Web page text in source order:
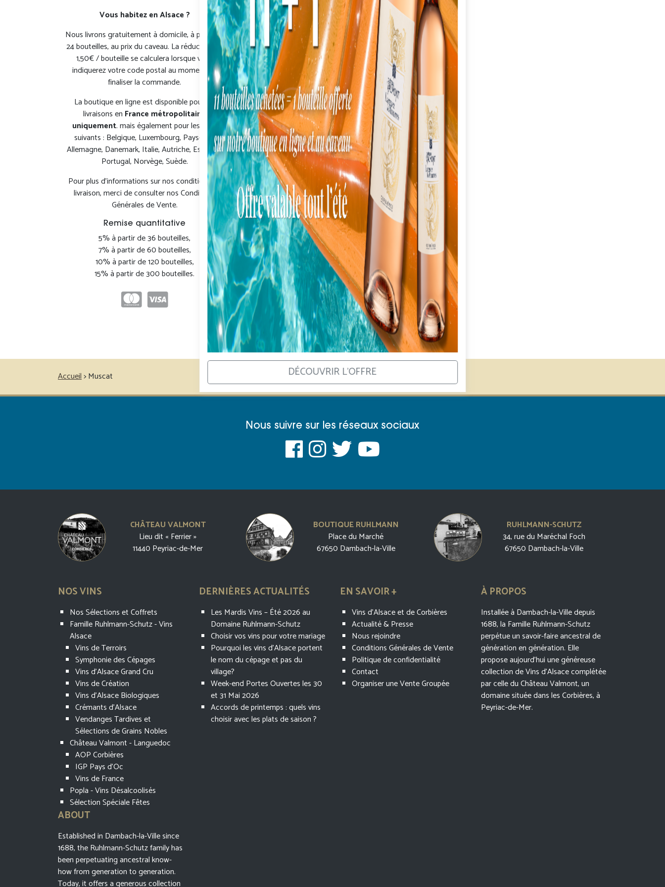
Vous habitez en Alsace ?
Nous livrons gratuitement à domicile, à partir de
24 bouteilles, au prix du caveau. La réduction de
1,50€ / bouteille se calculera lorsque vous
indiquerez votre code postal au moment de
finaliser la commande.
La boutique en ligne est disponible pour les
livraisons en France métropolitaine
uniquement. mais également pour les pays
suivants : Belgique, Luxembourg, Pays-Bas,
Allemagne, Danemark, Italie, Autriche, Espagne,
Portugal, Norvège, Suède.
Pour plus d'informations sur nos conditions de
livraison, merci de consulter nos Conditions
Générales de Vente.
Remise quantitative
5% à partir de 36 bouteilles,
7% à partir de 60 bouteilles,
10% à partir de 120 bouteilles,
15% à partir de 300 bouteilles.
Accueil>Muscat
Nous suivre sur les réseaux sociaux
CHÂTEAU VALMONT
Lieu dit « Ferrier »
11440 Peyriac-de-Mer
BOUTIQUE RUHLMANN
Place du Marché
67650 Dambach-la-Ville
RUHLMANN-SCHUTZ
34, rue du Maréchal Foch
67650 Dambach-la-Ville
NOS VINS
Nos Sélections et Coffrets
Famille Ruhlmann-Schutz - Vins
Alsace
Vins de Terroirs
Symphonie des Cépages
Vins d'Alsace Grand Cru
Vins de Création
Vins d'Alsace Biologiques
Crémants d'Alsace
Vendanges Tardives et
Sélections de Grains Nobles
Château Valmont - Languedoc
AOP Corbières
IGP Pays d'Oc
Vins de France
Popla - Vins Désalcoolisés
Sélection Spéciale Fêtes
DERNIÈRES ACTUALITÉS
Les Mardis Vins – Été 2026 au
Domaine Ruhlmann-Schutz
Choisir vos vins pour votre mariage
Pourquoi les vins d’Alsace portent
le nom du cépage et pas du
village?
Week-end Portes Ouvertes les 30
et 31 Mai 2026
Accords de printemps : quels vins
choisir avec les plats de saison ?
EN SAVOIR +
Vins d’Alsace et de Corbières
Actualité & Presse
Nous rejoindre
Conditions Générales de Vente
Politique de confidentialité
Contact
Organiser une Vente Groupée
À PROPOS
Installée à Dambach-la-Ville depuis
1688, la Famille Ruhlmann-Schutz
perpétue un savoir-faire ancestral de
génération en génération. Elle
propose aujourd’hui une généreuse
collection de Vins d’Alsace complétée
par celle du Château Valmont, un
domaine située dans les Corbières, à
Peyriac-de-Mer.
ABOUT
Established in Dambach-la-Ville since
1688, the Ruhlmann-Schutz family has
been perpetuating ancestral know-
how from generation to generation.
Today, it offers a generous collection
DÉCOUVRIR L'OFFRE